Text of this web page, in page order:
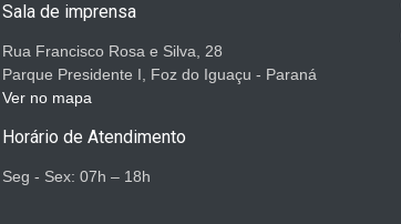
Sala de imprensa
Rua Francisco Rosa e Silva, 28
Parque Presidente I, Foz do Iguaçu - Paraná
Ver no mapa
Horário de Atendimento
Seg - Sex: 07h – 18h